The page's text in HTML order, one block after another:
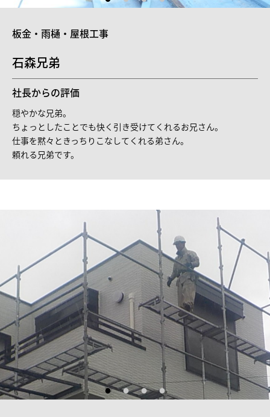
板金・雨樋・屋根工事
石森兄弟
社長からの評価
穏やかな兄弟。
ちょっとしたことでも快く引き受けてくれるお兄さん。
仕事を黙々ときっちりこなしてくれる弟さん。
頼れる兄弟です。